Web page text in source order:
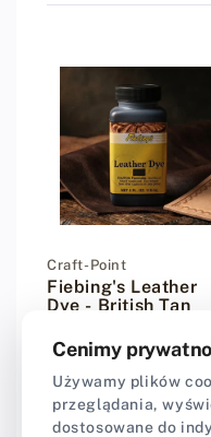
Dostawca:
Craft-Point
Fiebing's Leather
Dye - British Tan
ml
★★★★★
★★★★★4,67 (3)
Cena regularna
35,90 zł
Cenimy
Używamy plików
przeglądania,
dostosowane do